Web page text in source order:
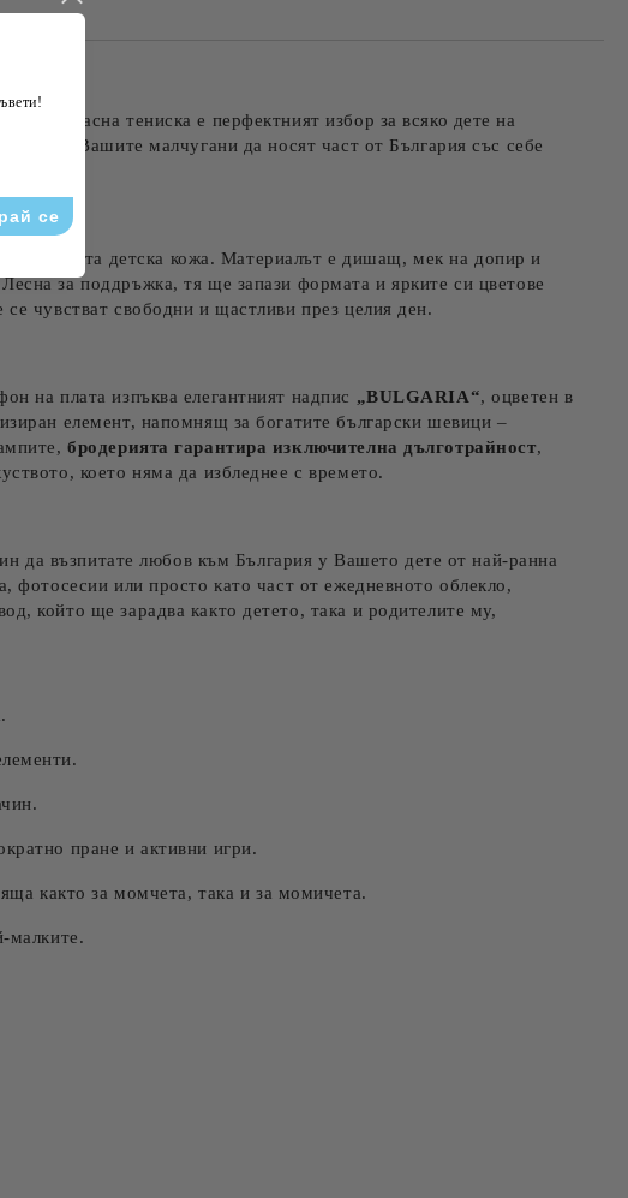
сПолитиката за лични данни
прекрасна тениска е перфектният избор за всяко дете на
на Вашите малчугани да носят част от България със себе
детска кожа. Материалът е дишащ, мек на допир и
за поддръжка, тя ще запази формата и ярките си цветове
чувстват свободни и щастливи през целия ден.
на плата изпъква елегантният надпис „BULGARIA“, оцветен в
елемент, напомнящ за богатите български шевици –
бродерията гарантира изключителна дълготрайност,
което няма да избледнее с времето.
да възпитате любов към България у Вашето дете от най-ранна
фотосесии или просто като част от ежедневното облекло,
който ще зарадва както детето, така и родителите му,
пране и активни игри.
както за момчета, така и за момичета.
малките.